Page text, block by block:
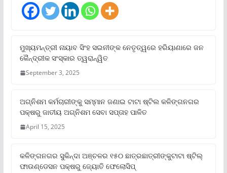
ମୁଖ୍ୟମନ୍ତ୍ରୀ ନାୟାବ ସିଂହ ସଇନୀଙ୍କ ନେତୃତ୍ୱରେ ହରିୟାଣାରେ ଜନ
କୈନ୍ଦ୍ରୀକ ସଂସ୍କାର ତ୍ୱରାନ୍ୱିତ
September 3, 2025
ଅଗ୍ନିଶମ କର୍ମଚାରୀଙ୍କୁ ସମ୍ମାନ ଜଣାଇ ଟାଟା ଷ୍ଟିଲ କଳିଙ୍ଗନଗର
ପକ୍ଷରୁ ଜାତୀୟ ଅଗ୍ନିଶମ ସେବା ସପ୍ତାହ ପାଳିତ
April 15, 2025
କଳିଙ୍ଗନଗର ସୁକିନ୍ଦା ଅଞ୍ଚଳର ୧୫୦ ଛାତ୍ରଛାତ୍ରୀଙ୍କୁଟାଟା ଷ୍ଟିଲ୍
ଫାଉଣ୍ଡେସନ ପକ୍ଷରୁ ଜ୍ୟୋତି ଫେଲୋସିପ୍‌